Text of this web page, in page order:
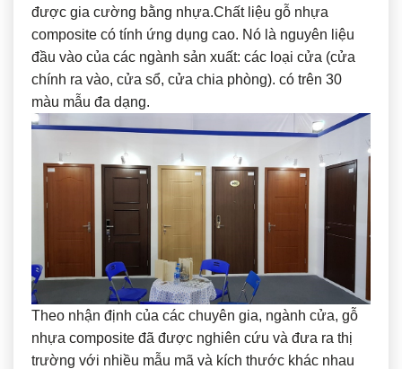
được gia cường bằng nhựa.Chất liệu gỗ nhựa
composite có tính ứng dụng cao. Nó là nguyên liệu
đầu vào của các ngành sản xuất: các loại cửa (cửa
chính ra vào, cửa sổ, cửa chia phòng). có trên 30
màu mẫu đa dạng.
Theo nhận định của các chuyên gia, ngành cửa, gỗ
nhựa composite đã được nghiên cứu và đưa ra thị
trường với nhiều mẫu mã và kích thước khác nhau